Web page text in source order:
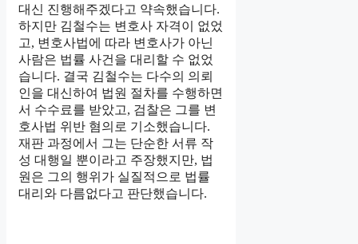
대신 진행해주겠다고 약속했습니다.
하지만 김철수는 변호사 자격이 없었
고, 변호사법에 따라 변호사가 아닌
사람은 법률 사건을 대리할 수 없었
습니다. 결국 김철수는 다수의 의뢰
인을 대신하여 법원 절차를 수행하면
서 수수료를 받았고, 검찰은 그를 변
호사법 위반 혐의로 기소했습니다.
재판 과정에서 그는 단순한 서류 작
성 대행일 뿐이라고 주장했지만, 법
원은 그의 행위가 실질적으로 법률
대리와 다름없다고 판단했습니다.